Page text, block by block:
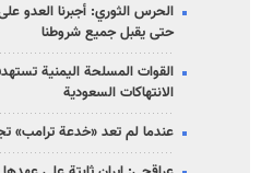
الحرس الثوري: أجبرنا العدو
حتى يقبل جميع شروطنا
القوات المسلحة اليمنية
الانتهاكات السعودية
عندما لم تعد «خدعة ترامب»